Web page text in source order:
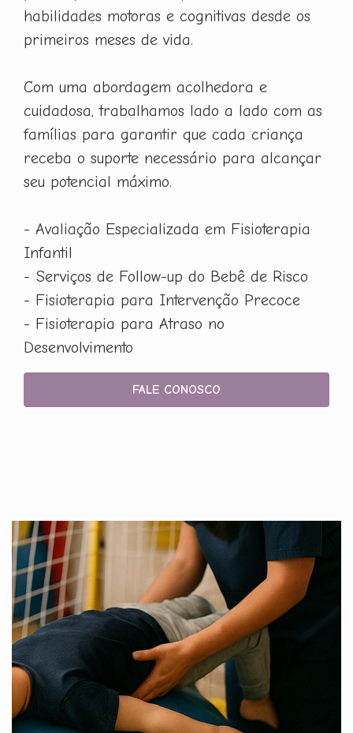
habilidades motoras e cognitivas desde os
primeiros meses de vida.
Com uma abordagem acolhedora e
cuidadosa, trabalhamos lado a lado com as
famílias para garantir que cada criança
receba o suporte necessário para alcançar
seu potencial máximo.
- Avaliação Especializada em Fisioterapia
Infantil
- Serviços de Follow-up do Bebê de Risco
- Fisioterapia para Intervenção Precoce
- Fisioterapia para Atraso no
Desenvolvimento
FALE CONOSCO